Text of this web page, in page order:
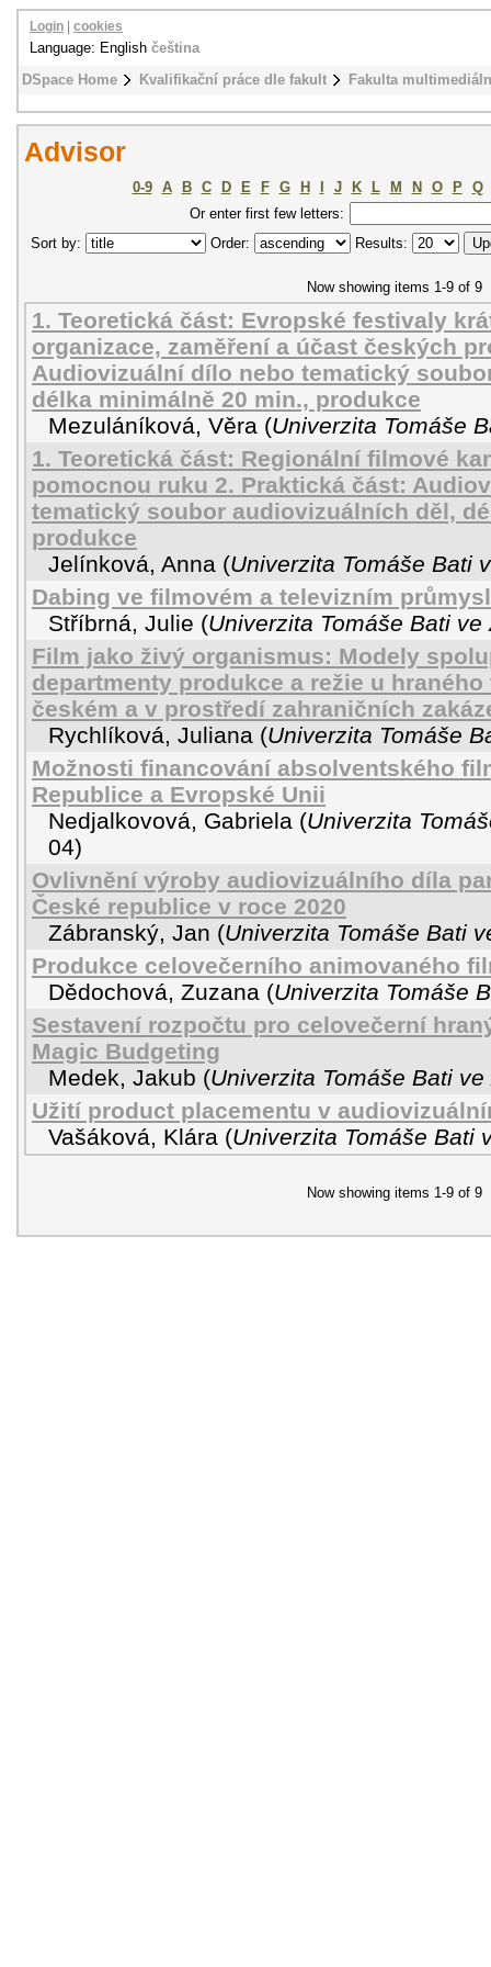
DSpace Home Kvalifikační práce dle fakult Fakulta
Login cookies
Language: English čeština
Advisor
0-9 A B C D E F G H J K L M N O P
Q
Or enter first few letters:
Sort by:
Order: Results:
Now showing items 1-9 of 9
1. Teoretická část: Evropské festivaly
organizace, zaměření a účast českých
Audiovizuální dílo nebo tematický
délka minimálně 20 min., produkce
Mezuláníková, Věra (Univerzita Tomáše
1. Teoretická část: Regionální filmové
pomocnou ruku 2. Praktická část:
tematický soubor audiovizuálních děl,
produkce
Jelínková, Anna (Univerzita Tomáše Bati
Dabing ve filmovém a televizním
Stříbrná, Julie (Univerzita Tomáše Bati ve
Film jako živý organismus: Modely
departmenty produkce a režie u
českém a v prostředí zahraničních
Rychlíková, Juliana (Univerzita Tomáše
Možnosti financování absolventského
Republice a Evropské Unii
Nedjalkovová, Gabriela (Univerzita
04)
Ovlivnění výroby audiovizuálního díla
České republice v roce 2020
Zábranský, Jan (Univerzita Tomáše Bati
Produkce celovečerního animovaného
Dědochová, Zuzana (Univerzita Tomáše
Sestavení rozpočtu pro celovečerní
Magic Budgeting
Medek, Jakub (Univerzita Tomáše Bati
Užití product placementu v
Vašáková, Klára (Univerzita Tomáše Bati
Now showing items 1-9 of 9